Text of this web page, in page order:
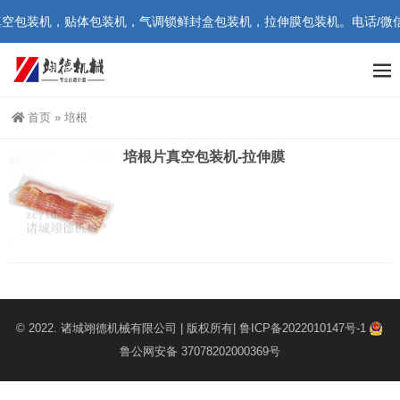
包装机，贴体包装机，气调锁鲜封盒包装机，拉伸膜包装机。电话/微
首页 » 培根
培根片真空包装机-拉伸膜
© 2022. 诸城翊德机械有限公司 | 版权所有| 鲁ICP备2022010147号-1
鲁公网安备 37078202000369号